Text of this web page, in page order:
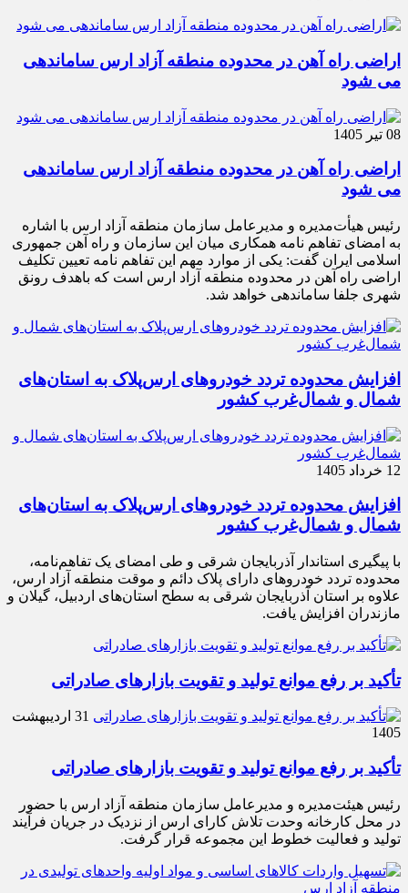
اراضی راه آهن در محدوده منطقه آزاد ارس ساماندهی
می شود
08 تیر 1405
اراضی راه آهن در محدوده منطقه آزاد ارس ساماندهی
می شود
رئیس هیأت‌مدیره و مدیرعامل سازمان منطقه آزاد ارس با اشاره
به امضای تفاهم نامه همکاری میان این سازمان و راه آهن جمهوری
اسلامی ایران گفت: یکی از موارد مهم این تفاهم نامه تعیین تکلیف
اراضی راه آهن در محدوده منطقه آزاد ارس است که باهدف رونق
شهری جلفا ساماندهی خواهد شد.
افزایش محدوده تردد خودروهای ارس‌پلاک به استان‌های
شمال و شمال‌غرب کشور
12 خرداد 1405
افزایش محدوده تردد خودروهای ارس‌پلاک به استان‌های
شمال و شمال‌غرب کشور
با پیگیری استاندار آذربایجان شرقی و طی امضای یک تفاهم‌نامه،
محدوده تردد خودروهای دارای پلاک دائم و موقت منطقه آزاد ارس،
علاوه بر استان آذربایجان شرقی به سطح استان‌های اردبیل، گیلان و
مازندران افزایش یافت.
تأکید بر رفع موانع تولید و تقویت بازارهای صادراتی
31 اردیبهشت
1405
تأکید بر رفع موانع تولید و تقویت بازارهای صادراتی
رئیس هیئت‌مدیره و مدیرعامل سازمان منطقه آزاد ارس با حضور
در محل کارخانه وحدت تلاش کارای ارس از نزدیک در جریان فرآیند
تولید و فعالیت خطوط این مجموعه قرار گرفت.